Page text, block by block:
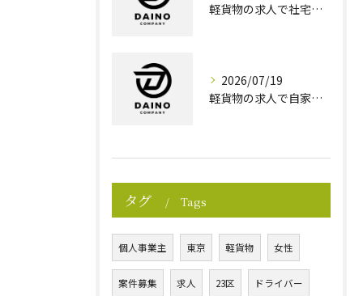
軽貨物の求人で社宅完備を選ぶ安心ポイントと高収入を目指す秘訣
2026/07/19
軽貨物の求人で自家用車利用する東京都神津島村の収入と経費を徹底解説
タグ Tags
個人事業主 東京 軽貨物 女性
案件募集 求人 23区 ドライバー